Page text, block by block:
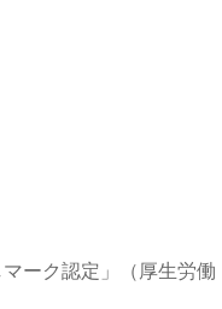
ーク認定」（厚生労働